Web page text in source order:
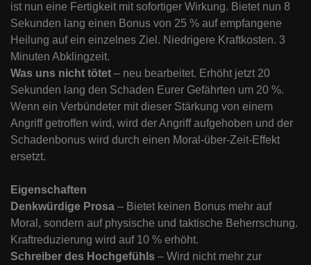
ist nun eine Fertigkeit mit sofortiger Wirkung. Bietet nun 8
Sekunden lang einen Bonus von 25 % auf empfangene
Heilung auf ein einzelnes Ziel. Niedrigere Kraftkosten. 3
Minuten Abklingzeit.
Was uns nicht tötet – neu bearbeitet. Erhöht jetzt 20
Sekunden lang den Schaden Eurer Gefährten um 20 %.
Wenn ein Verbündeter mit dieser Stärkung von einem
Angriff getroffen wird, wird der Angriff aufgehoben und der
Schadenbonus wird durch einen Moral-über-Zeit-Effekt
ersetzt.
Eigenschaften
Denkwürdige Prosa – Bietet keinen Bonus mehr auf
Moral, sondern auf physische und taktische Beherrschung.
Kraftreduzierung wird auf 10 % erhöht.
Schreiber des Hochgefühls – Wird nicht mehr zur